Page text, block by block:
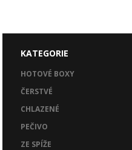
KATEGORIE
HOTOVÉ BOXY
ČERSTVÉ
CHLAZENÉ
PEČIVO
ZE SPÍŽE